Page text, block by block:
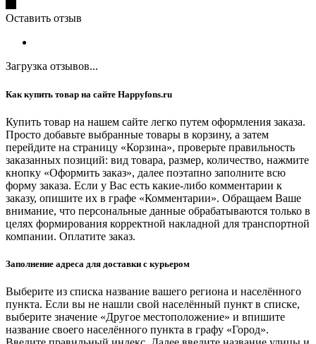
Оставить отзыв
Загрузка отзывов...
Как купить товар на сайте Happyfons.ru
Купить товар на нашем сайте легко путем оформления заказа.
Просто добавьте выбранные товары в корзину, а затем
перейдите на страницу «Корзина», проверьте правильность
заказанных позиций: вид товара, размер, количество, нажмите
кнопку «Оформить заказ», далее поэтапно заполните всю
форму заказа. Если у Вас есть какие-либо комментарии к
заказу, опишите их в графе «Комментарии». Обращаем Ваше
внимание, что персональные данные обрабатываются только в
целях формирования корректной накладной для транспортной
компании. Оплатите заказ.
Заполнение адреса для доставки с курьером
Выберите из списка название вашего региона и населённого
пункта. Если вы не нашли свой населённый пункт в списке,
выберите значение «Другое местоположение» и впишите
название своего населённого пункта в графу «Город».